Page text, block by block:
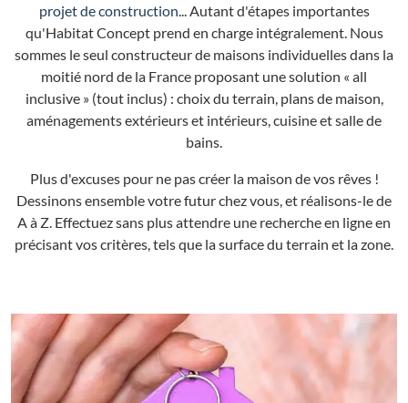
projet de construction... Autant d'étapes importantes
qu'Habitat Concept prend en charge intégralement. Nous
sommes le seul constructeur de maisons individuelles dans la
moitié nord de la France proposant une solution « all
inclusive » (tout inclus) : choix du terrain, plans de maison,
aménagements extérieurs et intérieurs, cuisine et salle de
bains.
Plus d'excuses pour ne pas créer la maison de vos rêves !
Dessinons ensemble votre futur chez vous, et réalisons-le de
A à Z. Effectuez sans plus attendre une recherche en ligne en
précisant vos critères, tels que la surface du terrain et la zone.